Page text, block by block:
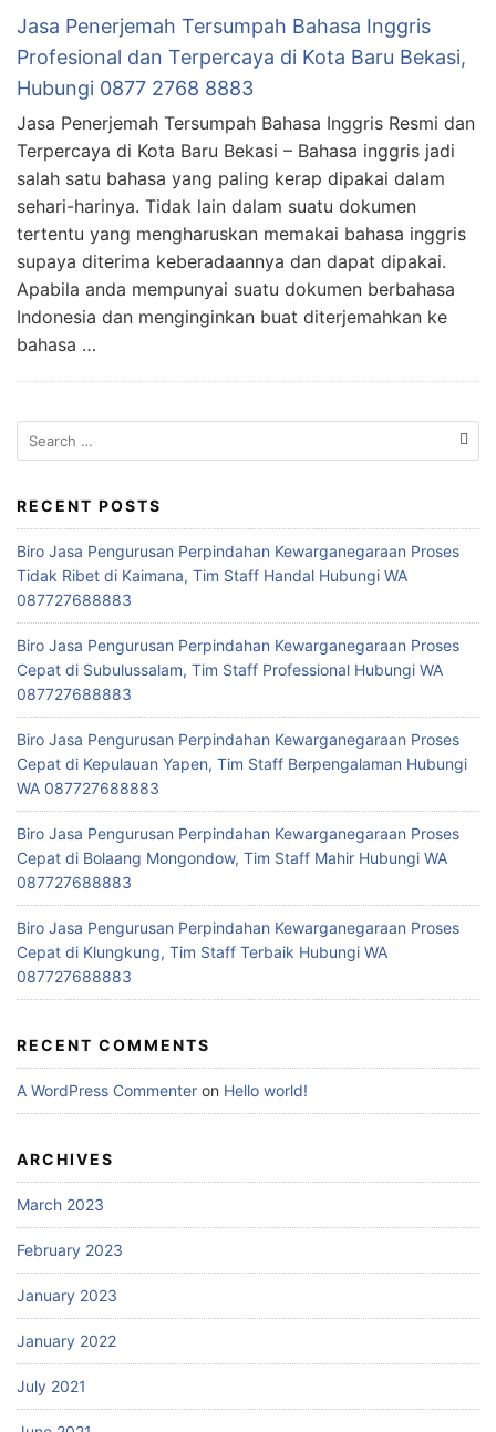
Jasa Penerjemah Tersumpah Bahasa Inggris
Profesional dan Terpercaya di Kota Baru Bekasi,
Hubungi 0877 2768 8883
Jasa Penerjemah Tersumpah Bahasa Inggris Resmi dan
Terpercaya di Kota Baru Bekasi – Bahasa inggris jadi
salah satu bahasa yang paling kerap dipakai dalam
sehari-harinya. Tidak lain dalam suatu dokumen
tertentu yang mengharuskan memakai bahasa inggris
supaya diterima keberadaannya dan dapat dipakai.
Apabila anda mempunyai suatu dokumen berbahasa
Indonesia dan menginginkan buat diterjemahkan ke
bahasa …
Search
for:
RECENT POSTS
Biro Jasa Pengurusan Perpindahan Kewarganegaraan Proses
Tidak Ribet di Kaimana, Tim Staff Handal Hubungi WA
087727688883
Biro Jasa Pengurusan Perpindahan Kewarganegaraan Proses
Cepat di Subulussalam, Tim Staff Professional Hubungi WA
087727688883
Biro Jasa Pengurusan Perpindahan Kewarganegaraan Proses
Cepat di Kepulauan Yapen, Tim Staff Berpengalaman Hubungi
WA 087727688883
Biro Jasa Pengurusan Perpindahan Kewarganegaraan Proses
Cepat di Bolaang Mongondow, Tim Staff Mahir Hubungi WA
087727688883
Biro Jasa Pengurusan Perpindahan Kewarganegaraan Proses
Cepat di Klungkung, Tim Staff Terbaik Hubungi WA
087727688883
RECENT COMMENTS
A WordPress Commenter on Hello world!
ARCHIVES
March 2023
February 2023
January 2023
January 2022
July 2021